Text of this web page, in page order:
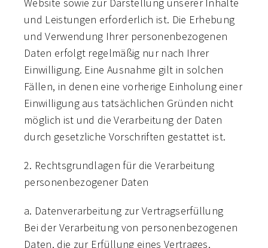
und Leistungen erforderlich ist. Die Erhebung
und Verwendung Ihrer personenbezogenen
Daten erfolgt regelmäßig nur nach Ihrer
Einwilligung. Eine Ausnahme gilt in solchen
Fällen, in denen eine vorherige Einholung einer
Einwilligung aus tatsächlichen Gründen nicht
möglich ist und die Verarbeitung der Daten
durch gesetzliche Vorschriften gestattet ist.
2. Rechtsgrundlagen für die Verarbeitung
personenbezogener Daten
a. Datenverarbeitung zur Vertragserfüllung
Bei der Verarbeitung von personenbezogenen
Daten, die zur Erfüllung eines Vertrages,